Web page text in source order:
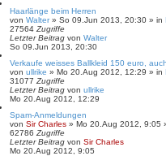
Haarlänge beim Herren
von Walter» So 09.Jun 2013, 20:30 » in
27564 Zugriffe
Letzter Beitrag von Walter
So 09.Jun 2013, 20:30
Verkaufe weisses Ballkleid 150 euro,
von ullrike » Mo 20.Aug 2012, 12:29 » in
31077 Zugriffe
Letzter Beitrag von ullrike
Mo 20.Aug 2012, 12:29
Spam-Anmeldungen
von Sir Charles » Mo 20.Aug 2012, 9:05
62786 Zugriffe
Letzter Beitrag von Sir Charles
Mo 20.Aug 2012, 9:05